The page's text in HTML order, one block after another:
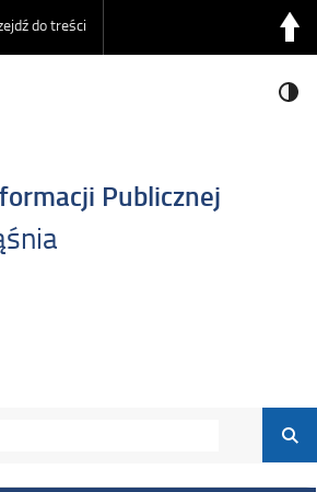
do treści
Publicznej